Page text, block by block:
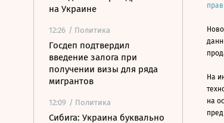
на Украине
12:26 / Политика
Госдеп подтвердил
введение залога при
получении визы для ряда
мигрантов
12:09 / Политика
Сибига: Украина буквально
На
на